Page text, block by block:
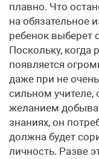
плавно. Что
на обязательное
ребенок выберет
Поскольку, когда
появляется
даже при не
сильном учителе,
желанием
знаниях, он
должна будет
личность. Разве